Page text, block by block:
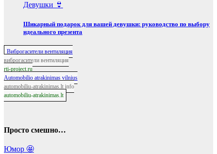
Девушки 👙
Шикарный подарок для вашей девушки: руководство по выбору
идеального презента
Виброгасители вентиляция
виброгасители вентиляция
rti-project.ru
Automobilio atrakinimas vilnius
automobiliu-atrakinimas.lt info
automobiliu-atrakinimas.lt
Просто смешно…
Юмор 🤩